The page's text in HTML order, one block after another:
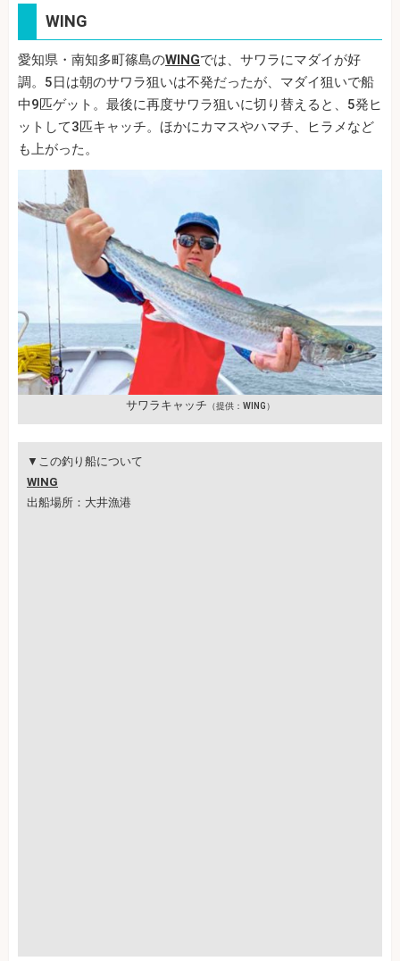
WING
愛知県・南知多町篠島のWINGでは、サワラにマダイが好
調。5日は朝のサワラ狙いは不発だったが、マダイ狙いで船
中9匹ゲット。最後に再度サワラ狙いに切り替えると、5発ヒ
ットして3匹キャッチ。ほかにカマスやハマチ、ヒラメなど
も上がった。
サワラキャッチ （提供：WING）
▼この釣り船について
WING
出船場所：大井漁港